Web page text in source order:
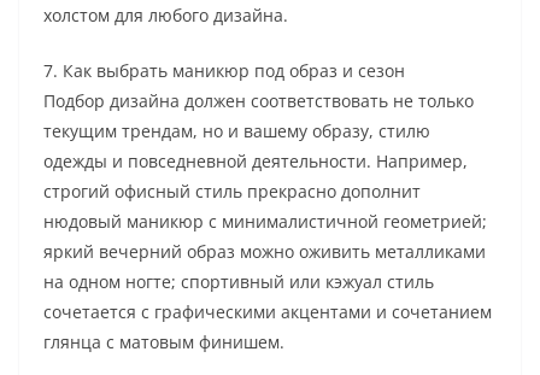
холстом для любого дизайна.
7. Как выбрать маникюр под образ и сезон
Подбор дизайна должен соответствовать не только
текущим трендам, но и вашему образу, стилю
одежды и повседневной деятельности. Например,
строгий офисный стиль прекрасно дополнит
нюдовый маникюр с минималистичной геометрией;
яркий вечерний образ можно оживить металликами
на одном ногте; спортивный или кэжуал стиль
сочетается с графическими акцентами и сочетанием
глянца с матовым финишем.